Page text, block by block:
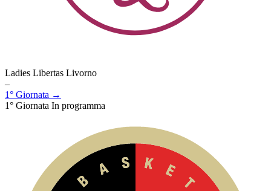
Ladies Libertas Livorno
–
1° Giornata →
1° Giornata In programma